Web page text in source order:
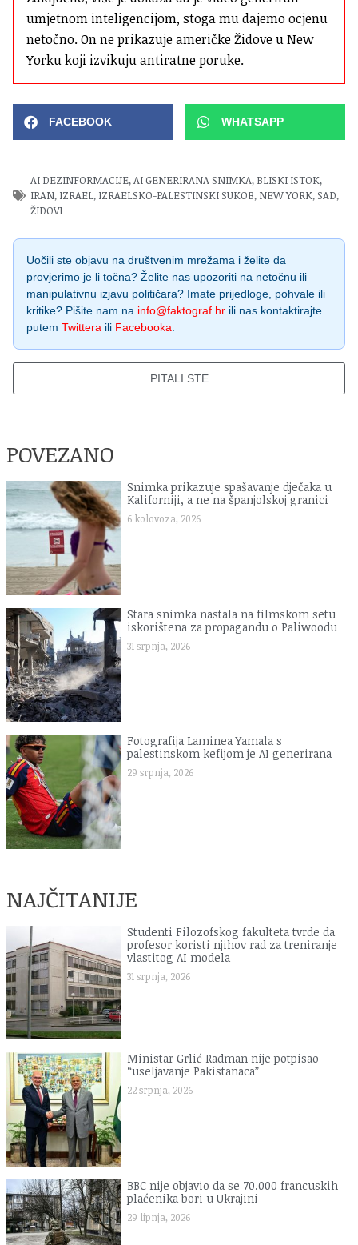
umjetnom inteligencijom, stoga mu dajemo ocjenu
netočno. On ne prikazuje američke Židove u New
Yorku koji izvikuju antiratne poruke.
FACEBOOK WHATSAPP
AI DEZINFORMACIJE,AI GENERIRANA SNIMKA, BLISKI ISTOK,
IRAN, IZRAEL, IZRAELSKO-PALESTINSKI SUKOB, NEW YORK, SAD,
ŽIDOVI
Uočili ste objavu na društvenim mrežama i želite da
provjerimo je li točna? Želite nas upozoriti na netočnu ili
manipulativnu izjavu političara? Imate prijedloge, pohvale ili
kritike? Pišite nam na info@faktograf.hr ili nas kontaktirajte
putem Twittera ili Facebooka
PITALI STE
POVEZANO
Snimka prikazuje spašavanje dječaka u
Kaliforniji, a ne na španjolskoj granici
6 kolovoza, 2026
Stara snimka nastala na filmskom setu
iskorištena za propagandu o Paliwoodu
31 srpnja, 2026
Fotografija Laminea Yamala s
palestinskom kefijom je AI generirana
29 srpnja, 2026
NAJČITANIJE
Studenti Filozofskog fakulteta tvrde da
profesor koristi njihov rad za treniranje
vlastitog AI modela
31 srpnja, 2026
Ministar Grlić Radman nije potpisao
“useljavanje Pakistanaca”
22 srpnja, 2026
BBC nije objavio da se 70.000 francuskih
plaćenika bori u Ukrajini
29 lipnja, 2026